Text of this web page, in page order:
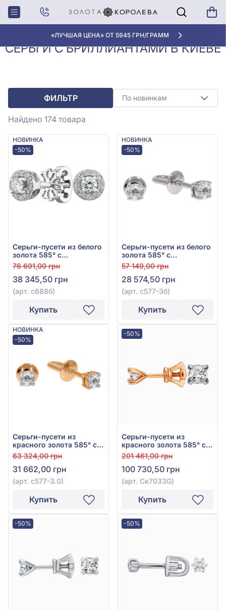
«ЛУЧШАЯ ЦЕНА» ОТ 5945 ГРН/ГРАММ
Главная
Серьги с
бриллиантами
Серьги с бриллиантами в
Киеве
СЕРЬГИ С БРИЛЛИАНТАМИ В КИЕВЕ
ФИЛЬТР По новинкам
Найдено 174 товара
НОВИНКА
-50%
Серьги-пусети из белого
золота 585° с
бриллиантами 0,26ct,
арт. с688б
76 691,00 грн
38 345,50 грн
(арт. с688б)
Купить
НОВИНКА
-50%
Серьги-пусети из белого
золота 585° с
бриллиантами 0,19ct, арт.
с577-3б
57 149,00 грн
28 574,50 грн
(арт. с577-3б)
Купить
НОВИНКА
-50%
Серьги-пусети из
красного золота 585° с
бриллиантами 0,22ct,
арт. с577-3.0
63 324,00 грн
31 662,00 грн
(арт. с577-3.0)
Купить
-50%
Серьги-пусети из
красного золота 585° с
бриллиантом 0,8ct, арт.
Ск7033G
201 461,00 грн
100 730,50 грн
(арт. Ск7033G)
Купить
-50% -50%